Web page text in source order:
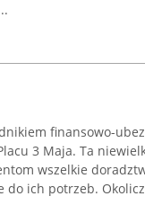
finansowo-
3 Maja. Ta
wszelkie
do ich potrzeb.